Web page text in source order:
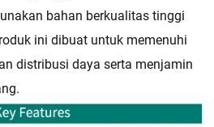
bahan berkualitas tinggi
ini dibuat untuk memenuhi
distribusi daya serta menjamin